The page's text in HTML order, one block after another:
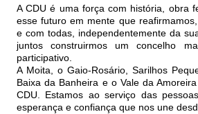
A CDU é uma força com história, obra
esse futuro em mente que
e com todas, independentemente da
juntos construirmos um concelho
participativo.
A Moita, o Gaio-Rosário, Sarilhos
Baixa da Banheira e o Vale da
CDU. Estamos ao serviço das
esperança e confiança que nos une